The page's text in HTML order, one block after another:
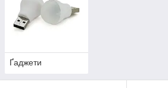
Ґаджети